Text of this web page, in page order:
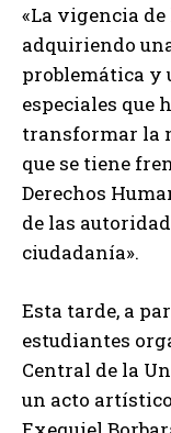
«La vigencia de
adquiriendo
problemática y
especiales que
transformar la
que se tiene
Derechos
de las
ciudadanía».
Esta tarde, a
estudiantes
Central de la
un acto